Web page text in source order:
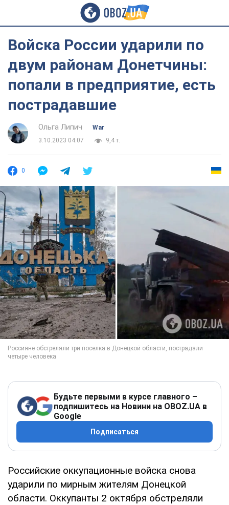
Войска России ударили по
двум районам Донетчины:
попали в предприятие, есть
пострадавшие
Ольга Липич
War
3.10.2023 04:07
9,4 т.
0
Будьте первыми в курсе главного –
подпишитесь на Новини на OBOZ.UA в
Google
Подписаться
Российские оккупационные войска снова
ударили по мирным жителям Донецкой
области. Оккупанты 2 октября обстреляли